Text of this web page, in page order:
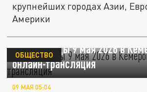
крупнейших городах Азии,
Америки
День Победы 9 мая 2026 в
онлайн-трансляция
ОБЩЕСТВО
09 МАЯ 05:04